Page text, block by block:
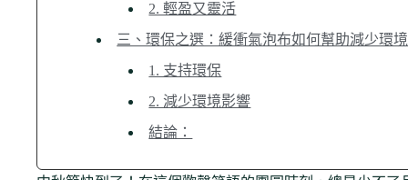
2. 輕盈又靈活
三、環保之選：緩衝氣泡布如何幫助減少環
1. 支持環保
2. 減少環境影響
結論：